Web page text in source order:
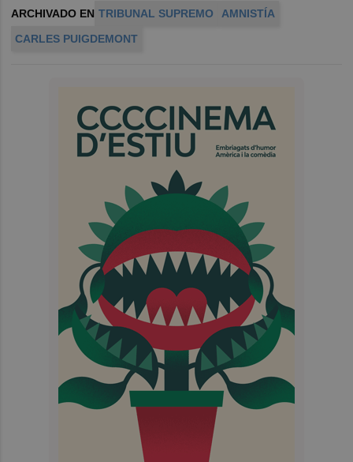
ARCHIVADO EN TRIBUNAL SUPREMO
AMNISTÍA
CARLES PUIGDEMONT